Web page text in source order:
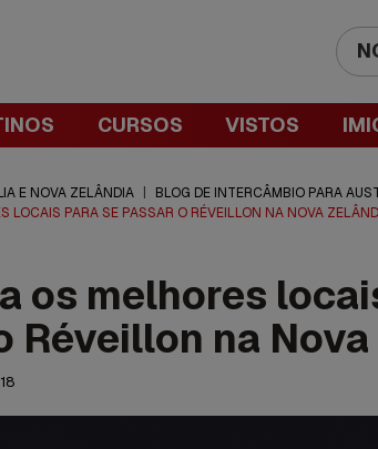
CURSOS VISTOS
E NOVA ZELÂNDIA BLOG DE INTERCÂMBIO PARA
LOCAIS PARA SE PASSAR O RÉVEILLON NA NOVA
os melhores
Réveillon na